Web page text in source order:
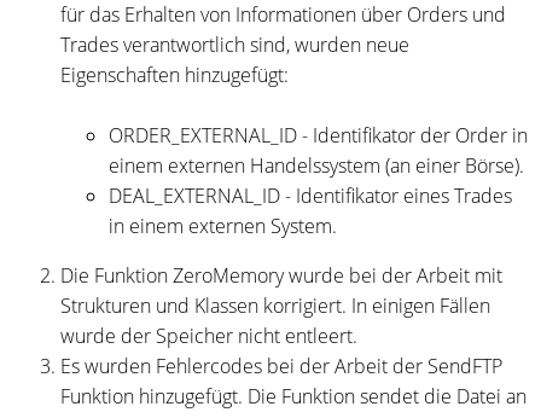
für das Erhalten von Informationen über Orders und
Trades verantwortlich sind, wurden neue
Eigenschaften hinzugefügt:
ORDER_EXTERNAL_ID - Identifikator der Order in
einem externen Handelssystem (an einer Börse).
DEAL_EXTERNAL_ID - Identifikator eines Trades
in einem externen System.
Die Funktion ZeroMemory wurde bei der Arbeit mit
Strukturen und Klassen korrigiert. In einigen Fällen
wurde der Speicher nicht entleert.
Es wurden Fehlercodes bei der Arbeit der SendFTP
Funktion hinzugefügt. Die Funktion sendet die Datei an